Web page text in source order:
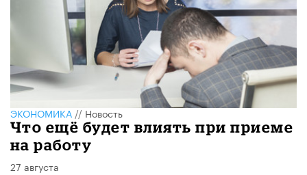
ЭКОНОМИКА //Новость
Что ещё будет влиять при приеме
на работу
27 августа